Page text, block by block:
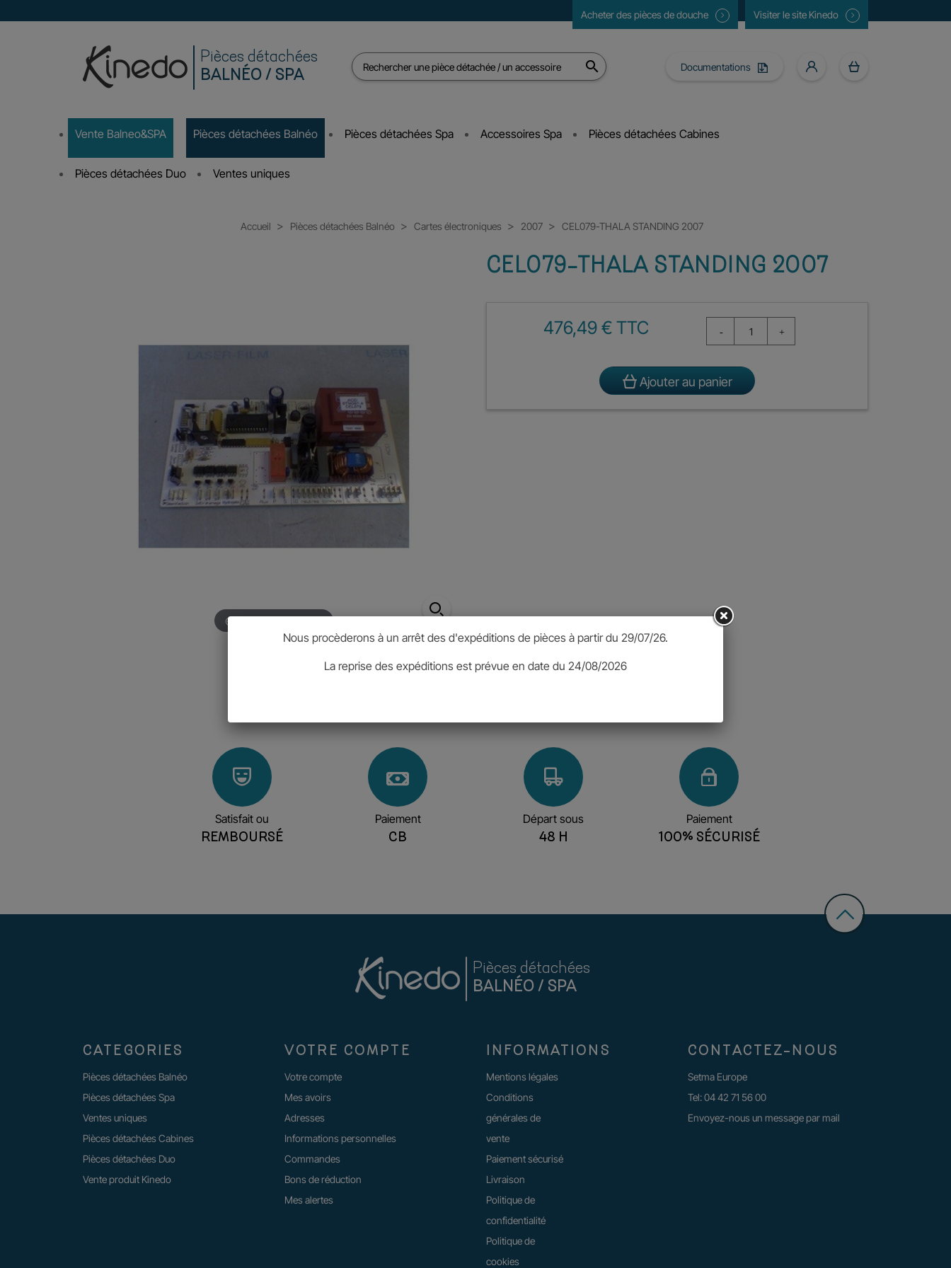
Acheter des pièces de douche Visiter le site Kinedo
Pièces détachées
BALNÉO / SPA
 Documentations
Vente Balneo&SPA Pièces détachées Balnéo Pièces détachées Spa Accessoires Spa Pièces détachées Cabines
Pièces détachées Duo Ventes uniques
Accueil Pièces détachées Balnéo Cartes électroniques 2007 CEL079-THALA STANDING 2007
Survolez pour zoomer
CEL079-THALA STANDING 2007
476,49 € TTC
Ajouter au panier
Satisfait ou
REMBOURSÉ
Paiement
CB
Départ sous
48 H
Paiement
100% SÉCURISÉ
Pièces détachées
BALNÉO / SPA
CATEGORIES
Pièces détachées Balnéo
Pièces détachées Spa
Ventes uniques
Pièces détachées Cabines
Pièces détachées Duo
Vente produit Kinedo
VOTRE COMPTE
Votre compte
Mes avoirs
Adresses
Informations personnelles
Commandes
Bons de réduction
Mes alertes
INFORMATIONS
Mentions légales
Conditions
générales de
vente
Paiement sécurisé
Livraison
Politique de
confidentialité
Politique de
cookies
CONTACTEZ-NOUS
Setma Europe
Tel:04 42 71 56 00
Envoyez-nous un message par mail
Nous procèderons à un arrêt des d'expéditions de pièces à partir du 29/07/26.
La reprise des expéditions est prévue en date du 24/08/2026